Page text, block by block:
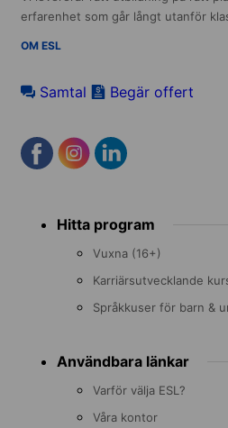
erfarenhet som går långt utanför
OM ESL
Samtal Begär offert
menu Hitta program
Vuxna (16+)
Karriärsutvecklande
Språkkuser för barn &
Användbara länkar
Varför välja ESL?
Våra kontor